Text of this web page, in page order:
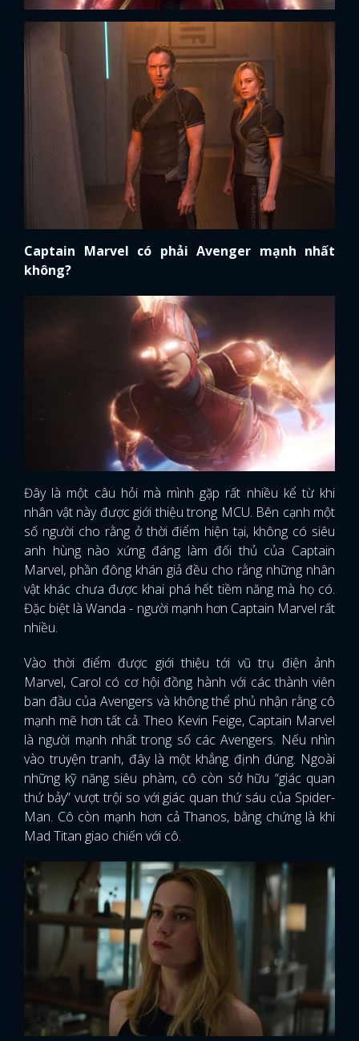
Captain Marvel có phải Avenger mạnh nhất
không?
Đây là một câu hỏi mà mình gặp rất nhiều kể từ khi
nhân vật này được giới thiệu trong MCU. Bên cạnh một
số người cho rằng ở thời điểm hiện tại, không có siêu
anh hùng nào xứng đáng làm đối thủ của Captain
Marvel, phần đông khán giả đều cho rằng những nhân
vật khác chưa được khai phá hết tiềm năng mà họ có.
Đặc biệt là Wanda - người mạnh hơn Captain Marvel rất
nhiều.
Vào thời điểm được giới thiệu tới vũ trụ điện ảnh
Marvel, Carol có cơ hội đồng hành với các thành viên
ban đầu của Avengers và không thể phủ nhận rằng cô
mạnh mẽ hơn tất cả. Theo Kevin Feige, Captain Marvel
là người mạnh nhất trong số các Avengers. Nếu nhìn
vào truyện tranh, đây là một khẳng định đúng. Ngoài
những kỹ năng siêu phàm, cô còn sở hữu “giác quan
thứ bảy” vượt trội so với giác quan thứ sáu của Spider-
Man. Cô còn mạnh hơn cả Thanos, bằng chứng là khi
Mad Titan giao chiến với cô.